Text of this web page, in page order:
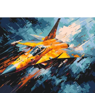
I
N
A
M